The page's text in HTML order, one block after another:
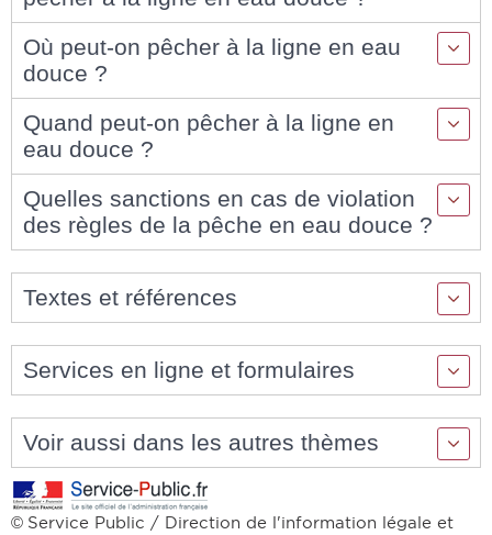
Où peut-on pêcher à la ligne en eau
douce ?
Quand peut-on pêcher à la ligne en
eau douce ?
Quelles sanctions en cas de violation
des règles de la pêche en eau douce ?
Textes et références
Services en ligne et formulaires
Voir aussi dans les autres thèmes
© Service Public / Direction de l'information légale et